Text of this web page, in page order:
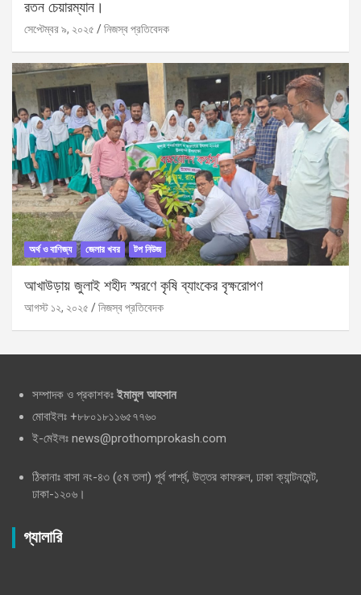
রতন চেয়ারম্যান।
সেপ্টেম্বর ৯, ২০২৫ নিজস্ব প্রতিবেদক
অর্থ ও বাণিজ্য জেলার খবর টপ নিউজ
আখাউড়ায় জুলাই শহীদ স্মরণে কৃষি ব্যাংকের বৃক্ষরোপণ
আগস্ট ১২, ২০২৫ নিজস্ব প্রতিবেদক
সম্পাদক ও প্রকাশকঃ ইমামুল আহসান
মোবাইলঃ +৮৮০১৮১১৬৫৭৭৬০
ই-মেইলঃ news@prothomprokash.com
ঠিকানাঃ বাসা নং-৪৩ (৫ম তলা) পূর্ব পার্শ্ব, উত্তর কাফরুল, ঢাকা ক্যান্টনমেন্ট,
ঢাকা-১২০৬।
গ্যালারি